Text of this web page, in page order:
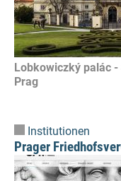
Lobkowiczký palác
Prag
Institutionen
Prager